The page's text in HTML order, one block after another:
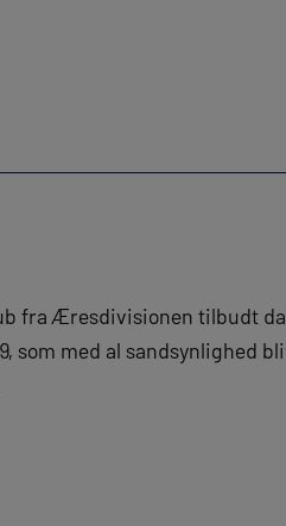
fra Æresdivisionen tilbudt
som med al sandsynlighed